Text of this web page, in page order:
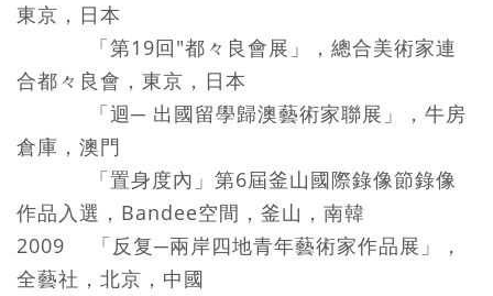
東京，日本
「第19回"都々良會展」，總合美術家連
合都々良會，東京，日本
「迴─ 出國留學歸澳藝術家聯展」，牛房
倉庫，澳門
「置身度內」第6屆釜山國際錄像節錄像
作品入選，Bandee空間，釜山，南韓
2009 「反复─兩岸四地青年藝術家作品展」，
全藝社，北京，中國